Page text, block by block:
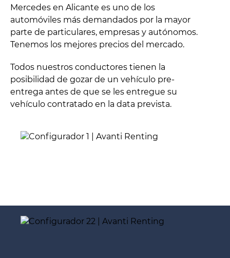
Mercedes en Alicante es uno de los
automóviles más demandados por la mayor
parte de particulares, empresas y autónomos.
Tenemos los mejores precios del mercado.
Todos nuestros conductores tienen la
posibilidad de gozar de un vehículo pre-
entrega antes de que se les entregue su
vehículo contratado en la data prevista.